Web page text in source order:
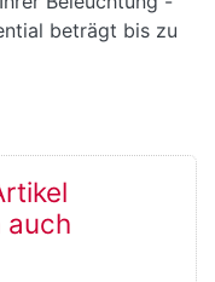
beträgt bis zu
auch